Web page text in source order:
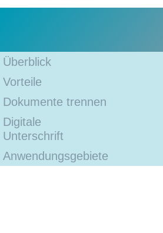
Überblick
Vorteile
Dokumente trennen
Digitale
Unterschrift
Anwendungsgebiete